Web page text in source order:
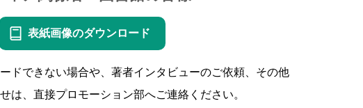
表紙画像のダウンロード
ドできない場合や、著者インタビューのご依頼、その他
は、直接プロモーション部へご連絡ください。